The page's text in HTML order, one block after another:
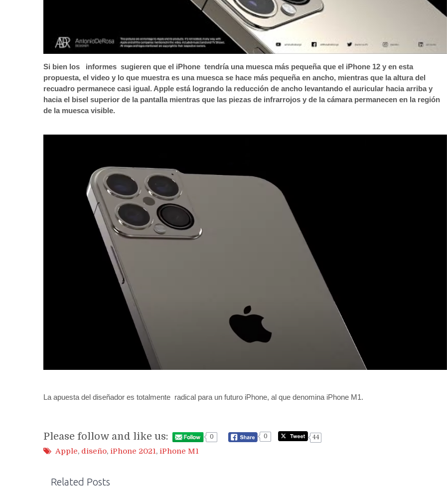
Si bien los informes sugieren que el iPhone tendría una muesca más pequeña que el iPhone 12 y en esta
propuesta, el video y lo que muestra es una muesca se hace más pequeña en ancho, mientras que la altura del
recuadro permanece casi igual. Apple está logrando la reducción de ancho levantando el auricular hacia arriba y
hacia el bisel superior de la pantalla mientras que las piezas de infrarrojos y de la cámara permanecen en la región
de la muesca visible.
La apuesta del diseñador es totalmente radical para un futuro iPhone, al que denomina iPhone M1.
Please follow and like us: 0 0 44
Apple, diseño, iPhone 2021, iPhone M1
Related Posts